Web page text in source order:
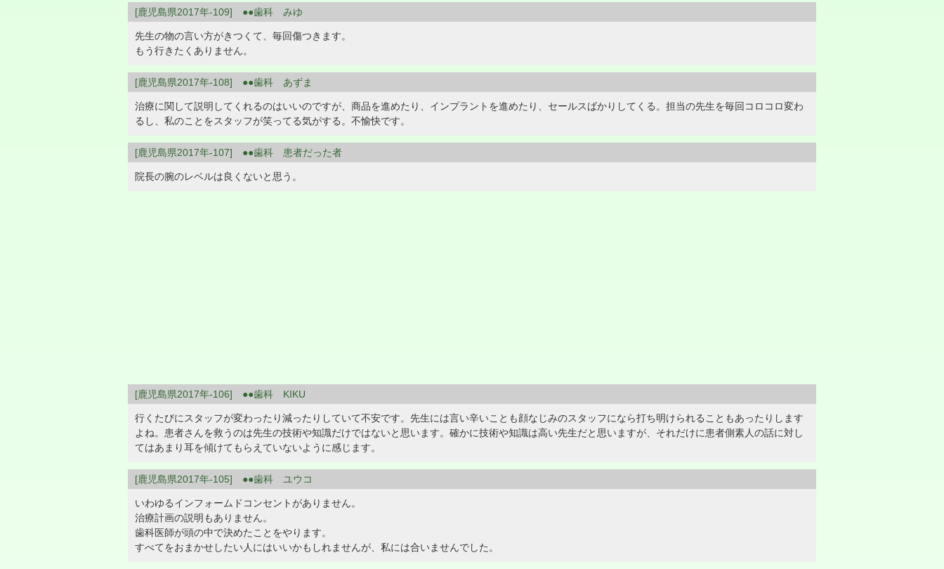
[鹿児島県2017年-109] ●●歯科 みゆ
先生の物の言い方がきつくて、毎回傷つきます。
もう行きたくありません。
[鹿児島県2017年-108] ●●歯科 あずま
治療に関して説明してくれるのはいいのですが、商品を進めたり、インプラントを進めたり、セールスばかりしてくる。担当の先生を毎回コロコロ変わ
るし、私のことをスタッフが笑ってる気がする。不愉快です。
[鹿児島県2017年-107] ●●歯科 患者だった者
院長の腕のレベルは良くないと思う。
[鹿児島県2017年-106] ●●歯科 KIKU
行くたびにスタッフが変わったり減ったりしていて不安です。先生には言い辛いことも顔なじみのスタッフになら打ち明けられることもあったりします
よね。患者さんを救うのは先生の技術や知識だけではないと思います。確かに技術や知識は高い先生だと思いますが、それだけに患者側素人の話に対し
てはあまり耳を傾けてもらえていないように感じます。
[鹿児島県2017年-105] ●●歯科 ユウコ
いわゆるインフォームドコンセントがありません。
治療計画の説明もありません。
歯科医師が頭の中で決めたことをやります。
すべてをおまかせしたい人にはいいかもしれませんが、私には合いませんでした。